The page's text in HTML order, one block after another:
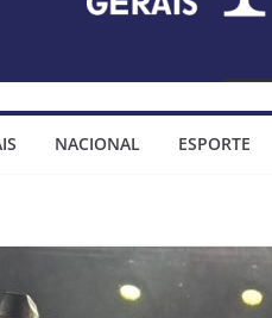
tese sobre
assina
para construção
NACIONAL ESPORTE